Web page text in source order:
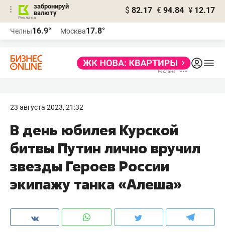
забронируй
валюту
$ 82.17 € 94.84 ¥ 12.17
Челны16.9° Москва17.8°
23 августа 2023, 21:32
В день юбилея Курской
битвы Путин лично вручил
звезды Героев России
экипажу танка «Алеша»